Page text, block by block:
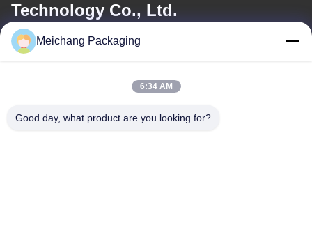
Technology Co., Ltd.
이메일
Meichang Packaging
6:34 AM
Good day, what product are you looking for?